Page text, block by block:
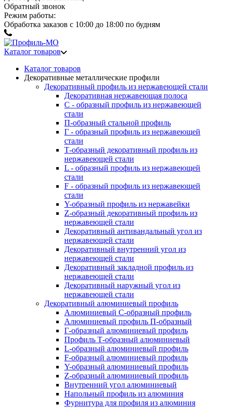
Обратный звонок
Режим работы:
Обработка заказов с 10:00 до 18:00 по будням
Каталог товаров
Каталог товаров
Декоративные металлические профили
Декоративный профиль из нержавеющей стали
Декоративная нержавеющая полоса
С - образный профиль из нержавеющей
стали
П-образный стальной профиль
Г - образный профиль из нержавеющей
стали
Т-образный декоративный профиль из
нержавеющей стали
L - образный профиль из нержавеющей
стали
F - образный профиль из нержавеющей
стали
Y-образный профиль из нержавейки
Z-образный декоративный профиль из
нержавеющей стали
Декоративный антивандальный угол из
нержавеющей стали
Декоративный внутренний угол из
нержавеющей стали
Декоративный закладной профиль из
нержавеющей стали
Декоративный наружный угол из
нержавеющей стали
Декоративный алюминиевый профиль
Алюминиевый С-образный профиль
Алюминиевый профиль П-образный
Г-образный алюминиевый профиль
Профиль Т-образный алюминиевый
L-образный алюминиевый профиль
F-образный алюминиевый профиль
Y-образный алюминиевый профиль
Z-образный алюминиевый профиль
Внутренний угол алюминиевый
Напольный профиль из алюминия
Фурнитура для профиля из алюминия